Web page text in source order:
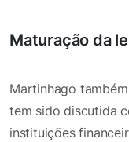
Maturação da
Martinhago
tem sido discutida
instituições